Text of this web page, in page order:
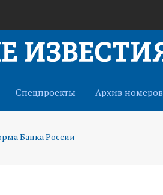
Спецпроекты Архив номеров
Банка России